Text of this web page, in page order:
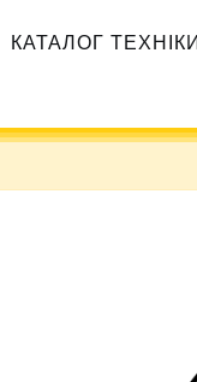
навигация
КАТАЛОГ